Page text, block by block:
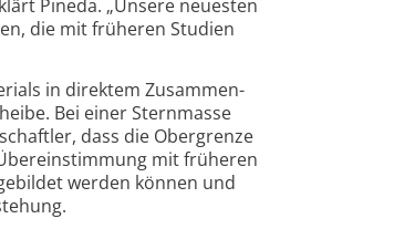
Pineda. „Unsere neuesten
die mit früheren Studien
in direktem Zusammen­
Bei einer Sternmasse
dass die Ober­grenze
mit früheren
werden können und